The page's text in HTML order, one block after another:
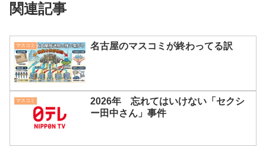
関連記事
マスコミ 名古屋のマスコミが終わってる訳
マスコミ
2026年 忘れてはいけない「セクシ
ー田中さん」事件